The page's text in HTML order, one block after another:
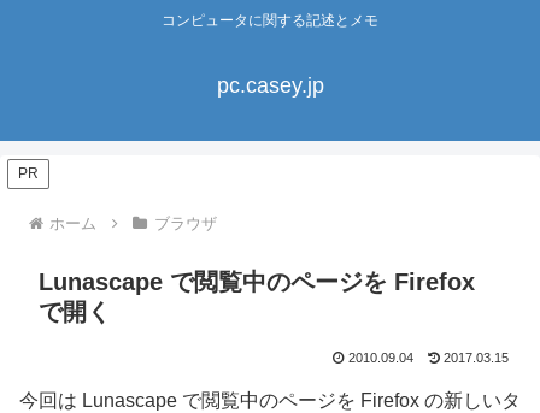
コンピュータに関する記述とメモ
pc.casey.jp
PR
ホーム ブラウザ
Lunascape で閲覧中のページを Firefox
で開く
2010.09.04 2017.03.15
今回は Lunascape で閲覧中のページを Firefox の新しいタ